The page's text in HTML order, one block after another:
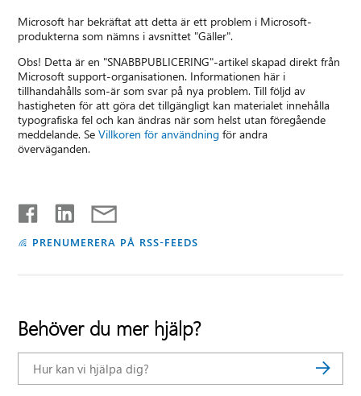
Microsoft har bekräftat att detta är ett problem i Microsoft-
produkterna som nämns i avsnittet "Gäller".
Obs! Detta är en "SNABBPUBLICERING"-artikel skapad direkt från
Microsoft support-organisationen. Informationen här i
tillhandahålls som-är som svar på nya problem. Till följd av
hastigheten för att göra det tillgängligt kan materialet innehålla
typografiska fel och kan ändras när som helst utan föregående
meddelande. SeVillkoren för användning för andra
överväganden.
PRENUMERERA PÅ RSS-FEEDS
Behöver du mer hjälp?